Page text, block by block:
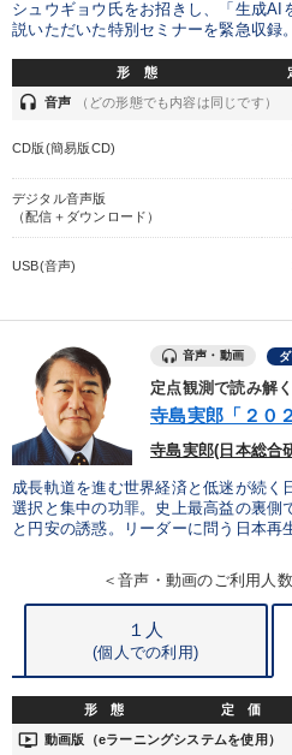
IT・サービス・金融業 コンサ
キーワード
心を磨く
健康・ウェルビーイング 多様
プレゼン
ondemand_video 経営音声・動画を探す
全国経営者セミナー収録物以外の経営
しいただけます
カテゴリー
会社のパフォーマンスを高める講話
全国経営者セミナー収録〈売れ筋
経済・景気・相場予測 売上直
シュウギョウ氏をお招きし、「生成AI
説いただいた特別セミナーを緊急収録
形 態
headset 音声 （どの形態でも内容は同じです）
CD版(簡易版CD)
デジタル音声版
（配信＋ダウンロード）
USB(音声)
音声・動画
定点観測で読み解
寺島実郎「２０
寺島実郎(日本総
成長軌道を進む世界経済と低迷が続く
選択と集中の功罪。史上最高益の裏側
と円安の誘惑。リーダーに問う日本再
＜音声・動画のご利用人
１人
(個人での利用)
形 態 定 価
ondemand_video 動画版（eラーニングシステムを使用）